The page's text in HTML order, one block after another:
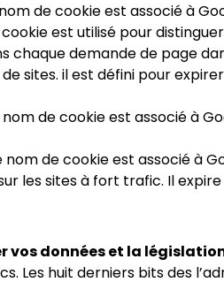
de cookie est associé à
cookie est utilisé pour
chaque demande de page
sites. il est défini pour
de cookie est associé à
nom de cookie est associé à
les sites à fort trafic. Il expire
vos données et la
Les huit derniers bits des